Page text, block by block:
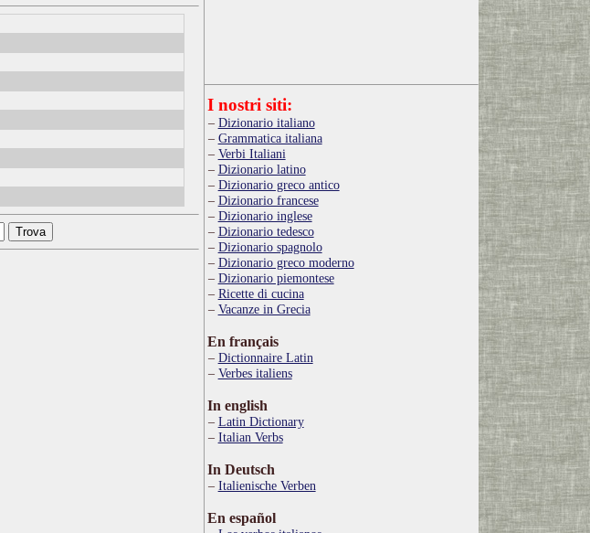
I nostri siti:
Dizionario italiano
Grammatica italiana
Verbi Italiani
Dizionario latino
Dizionario greco antico
Dizionario francese
Dizionario inglese
Dizionario tedesco
Dizionario spagnolo
Dizionario greco moderno
Dizionario piemontese
Ricette di cucina
Vacanze in Grecia
En français
Dictionnaire Latin
Verbes italiens
In english
Latin Dictionary
Italian Verbs
In Deutsch
Italienische Verben
En español